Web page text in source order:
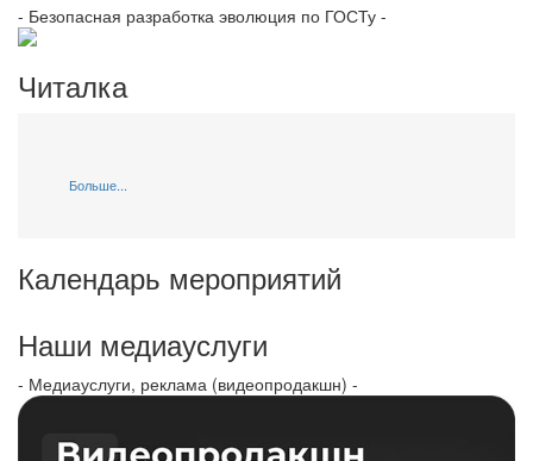
- Безопасная разработка эволюция по ГОСТу -
Читалка
Больше...
Календарь мероприятий
Наши медиауслуги
- Медиауслуги, реклама (видеопродакшн) -